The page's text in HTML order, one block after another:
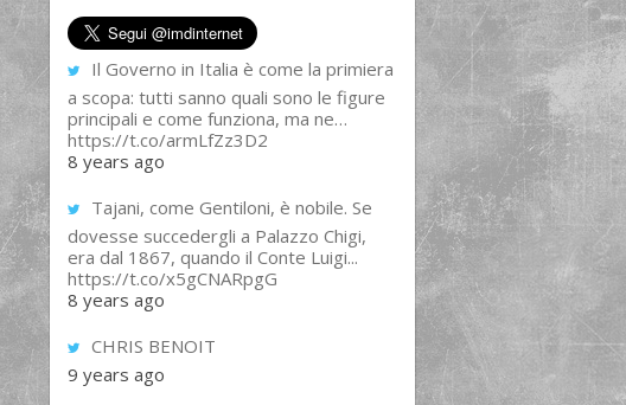
Il Governo in Italia è come la primiera
a scopa: tutti sanno quali sono le figure
principali e come funziona, ma ne…
https://t.co/armLfZz3D2
8 years ago
Tajani, come Gentiloni, è nobile. Se
dovesse succedergli a Palazzo Chigi,
era dal 1867, quando il Conte Luigi...
https://t.co/x5gCNARpgG
8 years ago
CHRIS BENOIT
9 years ago